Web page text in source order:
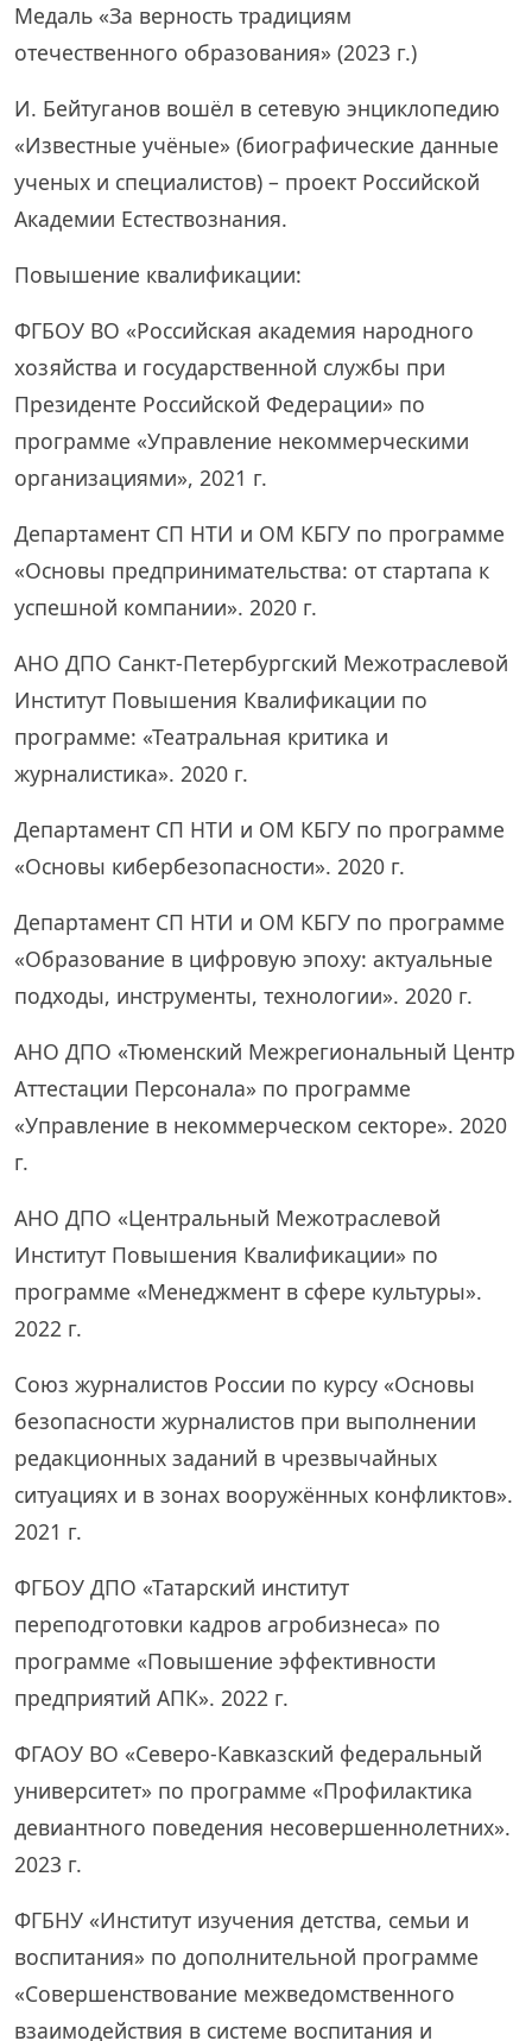
Медаль «За верность традициям
отечественного образования» (2023 г.)
И. Бейтуганов вошёл в сетевую энциклопедию
«Известные учёные» (биографические данные
ученых и специалистов) – проект Российской
Академии Естествознания.
Повышение квалификации:
ФГБОУ ВО «Российская академия народного
хозяйства и государственной службы при
Президенте Российской Федерации» по
программе «Управление некоммерческими
организациями», 2021 г.
Департамент СП НТИ и ОМ КБГУ по программе
«Основы предпринимательства: от стартапа к
успешной компании». 2020 г.
АНО ДПО Санкт-Петербургский Межотраслевой
Институт Повышения Квалификации по
программе: «Театральная критика и
журналистика». 2020 г.
Департамент СП НТИ и ОМ КБГУ по программе
«Основы кибербезопасности». 2020 г.
Департамент СП НТИ и ОМ КБГУ по программе
«Образование в цифровую эпоху: актуальные
подходы, инструменты, технологии». 2020 г.
АНО ДПО «Тюменский Межрегиональный Центр
Аттестации Персонала» по программе
«Управление в некоммерческом секторе». 2020
г.
АНО ДПО «Центральный Межотраслевой
Институт Повышения Квалификации» по
программе «Менеджмент в сфере культуры».
2022 г.
Союз журналистов России по курсу «Основы
безопасности журналистов при выполнении
редакционных заданий в чрезвычайных
ситуациях и в зонах вооружённых конфликтов».
2021 г.
ФГБОУ ДПО «Татарский институт
переподготовки кадров агробизнеса» по
программе «Повышение эффективности
предприятий АПК». 2022 г.
ФГАОУ ВО «Северо-Кавказский федеральный
университет» по программе «Профилактика
девиантного поведения несовершеннолетних».
2023 г.
ФГБНУ «Институт изучения детства, семьи и
воспитания» по дополнительной программе
«Совершенствование межведомственного
взаимодействия в системе воспитания и